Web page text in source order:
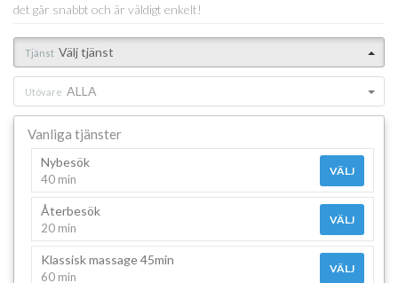
det går snabbt och är väldigt enkelt!
Tjänst Välj tjänst
Utövare ALLA
Vanliga tjänster
Nybesök
40 min
VÄLJ
Återbesök
20 min
VÄLJ
Klassisk massage 45min
60 min
VÄLJ